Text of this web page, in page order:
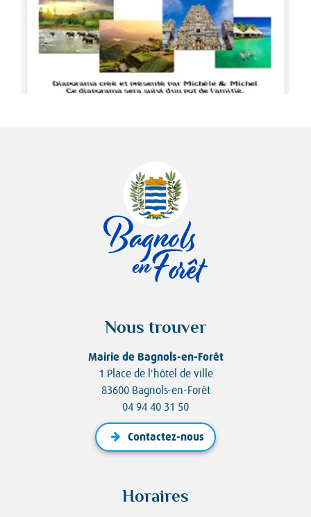
Nous trouver
Mairie de Bagnols-en-Forêt
1 Place de l'hôtel de ville
83600 Bagnols-en-Forêt
04 94 40 31 50
Contactez-nous
Horaires